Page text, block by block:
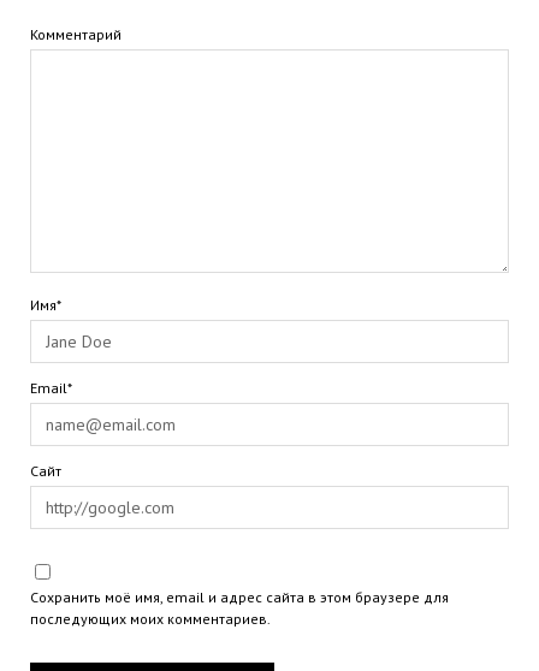
Комментарий
Имя*
Email*
Сайт
Сохранить моё имя, email и адрес сайта в этом браузере для
последующих моих комментариев.